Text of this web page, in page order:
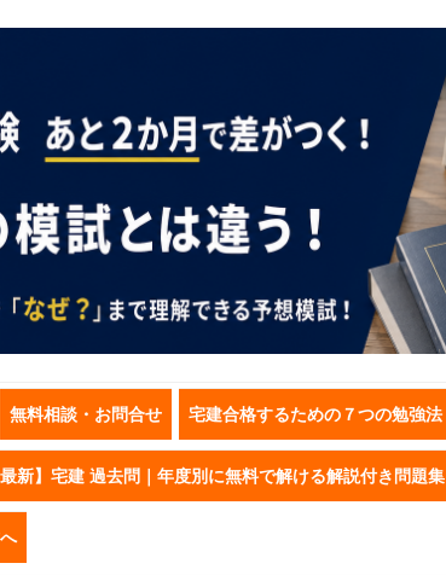
無料相談・お問合せ 宅建合格するための７つの勉強法
最新】宅建 過去問｜年度別に無料で解ける解説付き問題集